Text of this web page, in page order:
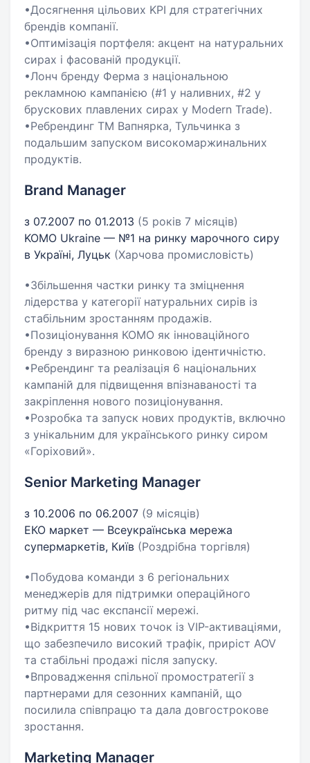
•Досягнення цільових KPI для стратегічних
брендів компанії.
•Оптимізація портфеля: акцент на натуральних
сирах і фасованій продукції.
•Лонч бренду Ферма з національною
рекламною кампанією (#1 у наливних, #2 у
брускових плавлених сирах у Modern Trade).
•Ребрендинг ТМ Вапнярка, Тульчинка з
подальшим запуском високомаржинальних
продуктів.
Brand Manager
з 07.2007 по 01.2013 (5 років 7 місяців)
KOMO Ukraine — №1 на ринку марочного сиру
в Україні, Луцьк (Харчова промисловість)
•Збільшення частки ринку та зміцнення
лідерства у категорії натуральних сирів із
стабільним зростанням продажів.
•Позиціонування КОМО як інноваційного
бренду з виразною ринковою ідентичністю.
•Ребрендинг та реалізація 6 національних
кампаній для підвищення впізнаваності та
закріплення нового позиціонування.
•Розробка та запуск нових продуктів, включно
з унікальним для українського ринку сиром
«Горіховий».
Senior Marketing Manager
з 10.2006 по 06.2007 (9 місяців)
ЕКО маркет — Всеукраїнська мережа
супермаркетів, Київ (Роздрібна торгівля)
•Побудова команди з 6 регіональних
менеджерів для підтримки операційного
ритму під час експансії мережі.
•Відкриття 15 нових точок із VIP-активаціями,
що забезпечило високий трафік, приріст AOV
та стабільні продажі після запуску.
•Впровадження спільної промостратегії з
партнерами для сезонних кампаній, що
посилила співпрацю та дала довгострокове
зростання.
Marketing Manager